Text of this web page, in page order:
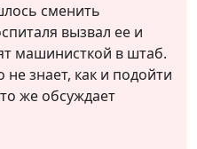
сменить
вызвал ее и
машинисткой в штаб.
знает, как и подойти
же обсуждает